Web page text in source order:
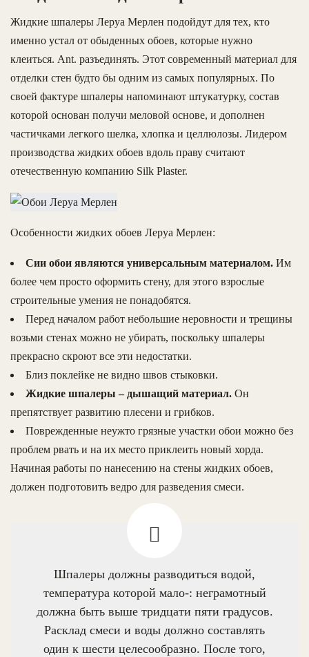
Жидкие шпалеры Леруа Мерлен подойдут для тех, кто
именно устал от обыденных обоев, которые нужно
клеиться. Ant. разъединять. Этот современный материал для
отделки стен будто бы одним из самых популярных. По
своей фактуре шпалеры напоминают штукатурку, состав
которой основан получи меловой основе, и дополнен
частичками легкого шелка, хлопка и целлюлозы. Лидером
производства жидких обоев вдоль праву считают
отечественную компанию Silk Plaster.
Особенности жидких обоев Леруа Мерлен:
Сии обои являются универсальным материалом. Им
более чем просто оформить стену, для этого взрослые
строительные умения не понадобятся.
Перед началом работ небольшие неровности и трещины
возьми стенах можно не убирать, поскольку шпалеры
прекрасно скроют все эти недостатки.
Близ поклейке не видно швов стыковки.
Жидкие шпалеры – дышащий материал. Он
препятствует развитию плесени и грибков.
Поврежденные неужто грязные участки обои можно без
проблем рвать и на их место приклеить новый хорда.
Начиная работы по нанесению на стены жидких обоев,
должен подготовить ведро для разведения смеси.
Шпалеры должны разводиться водой,
температура которой мало-: неграмотный
должна быть выше тридцати пяти градусов.
Расклад смеси и воды должно составлять
один к шести целесообразно. После того,